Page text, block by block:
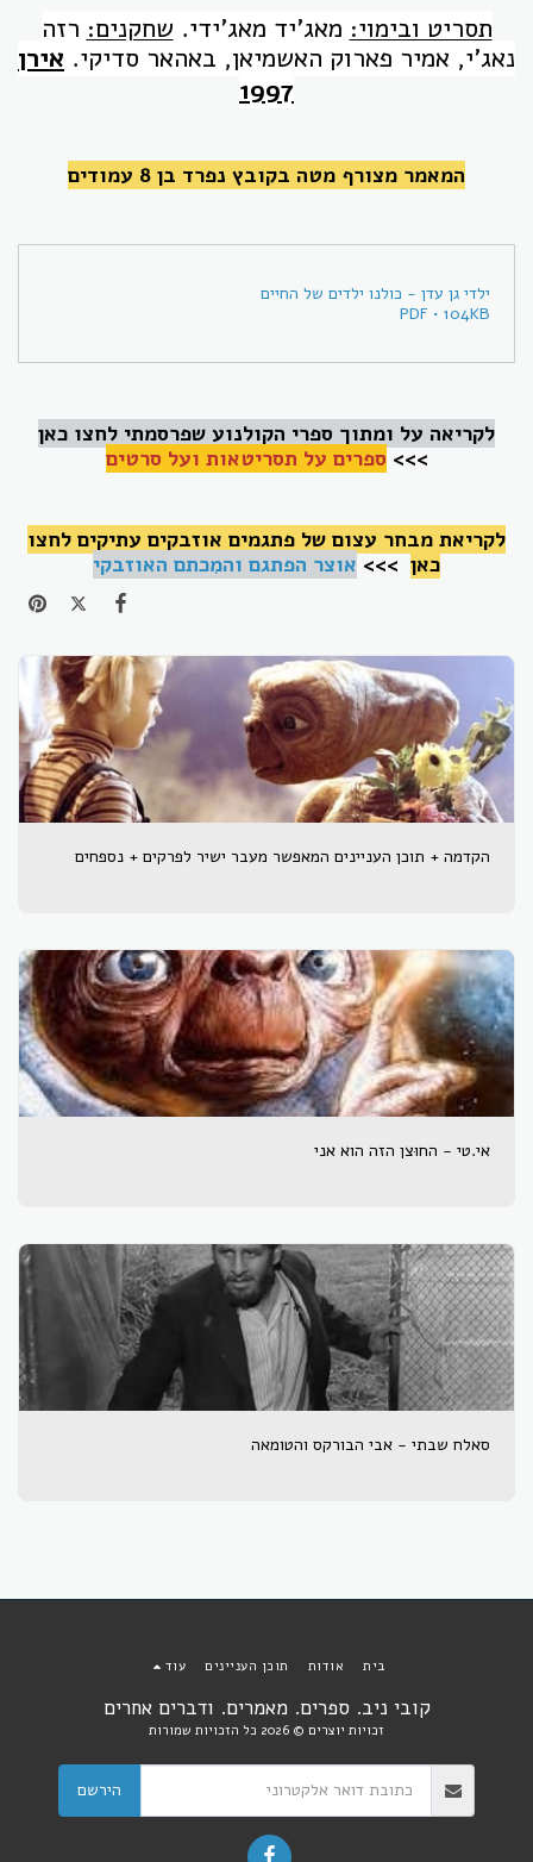
תסריט ובימוי: מאג'יד מאג'ידי. שחקנים: רזה
נאג'י, אמיר פארוק האשמיאן, באהאר סדיקי. אירן
1997
המאמר מצורף מטה בקובץ נפרד בן 8 עמודים
ילדי גן עדן - כולנו ילדים של החיים
PDF • 104KB
לקריאה על ומתוך ספרי הקולנוע שפרסמתי לחצו כאן
>>> ספרים על תסריטאות ועל סרטים
לקריאת מבחר עצום של פתגמים אוזבקים עתיקים לחצו
כאן >>> אוצר הפתגם והמִכתם האוזבקי
הקדמה + תוכן העניינים המאפשר מעבר ישיר לפרקים + נספחים
אי.טי - החוּצן הזה הוא אני
סאלח שבתי - אבי הבורקס והטומאה
קובי ניב. ספרים. מאמרים. ודברים אחרים
זכויות יוצרים © 2026 כל הזכויות שמורות
בית אודות תוכן העניינים עוד
הירשם